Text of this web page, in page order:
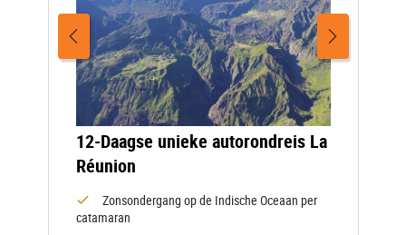
12-Daagse unieke autorondreis La
Réunion
Zonsondergang op de Indische Oceaan per
catamaran